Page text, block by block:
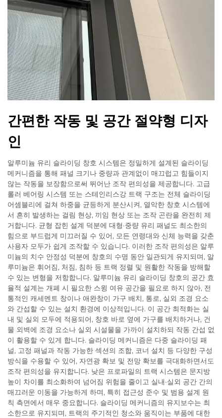
간편한 작동 및 공간 절약형 디자
인
알루미늄 유리 슬라이딩 창호 시스템은 정밀하게 설계된 슬라이딩
메커니즘을 통해 패널 크기나 중량과 관계없이 매끄럽고 힘들이지
않는 작동을 보장함으로써 뛰어난 조작 편의성을 제공합니다. 고급
롤러 베어링 시스템 또는 스테인리스강 트랙 구조는 전체 슬라이딩
어셈블리에 걸쳐 하중을 균등하게 분산시켜, 열악한 창호 시스템에
서 흔히 발생하는 걸림 현상, 끼임 현상 또는 조작 곤란을 완전히 제
거합니다. 균형 잡힌 설계 덕분에 대형·중량 유리 패널도 최소한의
힘으로 부드럽게 미끄러질 수 있어, 모든 연령대와 신체 능력을 갖춘
사용자 모두가 쉽게 조작할 수 있습니다. 이러한 조작 편의성은 알루
미늄의 치수 안정성 덕분에 창호의 수명 동안 일관되게 유지되며, 알
루미늄은 휘어짐, 처짐, 침하 등 트랙 정렬 및 원활한 작동을 방해할
수 있는 변형을 저항합니다. 알루미늄 유리 슬라이딩 창호의 공간 효
율적 설계는 개폐 시 필요한 스윙 여유 공간을 필요로 하지 않아, 전
통적인 캐세멘트 창이나 애완창이 가구 배치, 통로, 실외 조경 요소
와 간섭할 수 있는 설치 환경에 이상적입니다. 이 공간 최적화는 실
내 및 실외 모두에 적용되어, 창호 바로 옆에 가구를 배치하거나, 건
물 외벽에 조경 요소나 실외 시설물을 가까이 설치하되 작동 간섭 없
이 활용할 수 있게 합니다. 슬라이딩 메커니즘은 다중 슬라이딩 패
널, 고정 패널과 작동 가능한 섹션의 조합, 코너 설치 등 다양한 구성
방식을 수용할 수 있어, 자연광 확보 및 전망 확보를 극대화하면서도
조작 편의성을 유지합니다. 낮은 프로파일의 트랙 시스템은 문지방
높이 차이를 최소화하여 넘어짐 위험을 줄이고 실내·실외 공간 간의
매끄러운 이동을 가능하게 하며, 특히 접근성 준수 및 범용 설계 원
칙 측면에서 매우 중요합니다. 슬라이딩 메커니즘의 유지보수는 최
소한으로 유지되며, 트랙의 주기적인 청소와 움직이는 부품에 대한